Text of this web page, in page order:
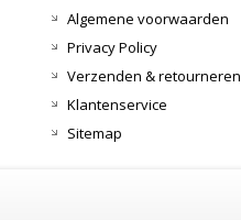
Algemene voorwaarden
Privacy Policy
Verzenden & retourneren
Klantenservice
Sitemap